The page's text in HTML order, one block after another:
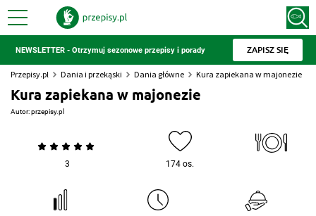
NEWSLETTER - Otrzymuj sezonowe przepisy i porady ZAPISZ SIĘ
Przepisy.pl Dania i przekąski Dania główne Kura zapiekana w majonezie
Kura zapiekana w majonezie
Autor:przepisy.pl
3 174 os.